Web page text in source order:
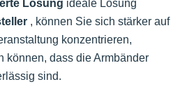
Lösung ideale Lösung
, können Sie sich stärker auf
konzentrieren,
können, dass die Armbänder
sind.